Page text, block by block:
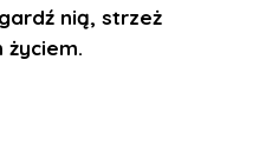
nią, strzeż
życiem.